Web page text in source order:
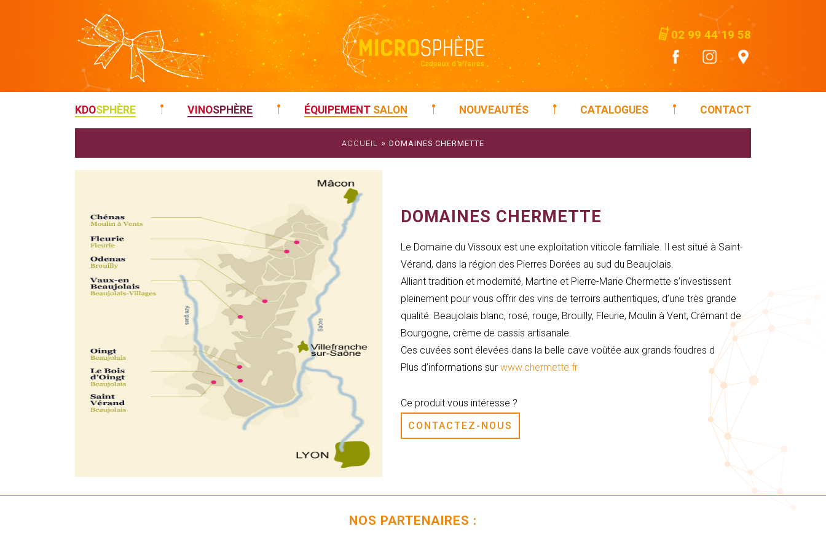
02 99 44 19 58
KDOSPHÈRE VINOSPHÈRE ÉQUIPEMENT SALON NOUVEAUTÉS CATALOGUES CONTACT
ACCUEIL » DOMAINES CHERMETTE
DOMAINES CHERMETTE
Le Domaine du Vissoux est une exploitation viticole familiale. Il est situé à Saint-
Vérand, dans la région des Pierres Dorées au sud du Beaujolais.
Alliant tradition et modernité, Martine et Pierre-Marie Chermette s’investissent
pleinement pour vous offrir des vins de terroirs authentiques, d’une très grande
qualité. Beaujolais blanc, rosé, rouge, Brouilly, Fleurie, Moulin à Vent, Crémant de
Bourgogne, crème de cassis artisanale.
Ces cuvées sont élevées dans la belle cave voûtée aux grands foudres d
Plus d’informations sur www.chermette.fr
Ce produit vous intéresse ?
CONTACTEZ-NOUS
NOS PARTENAIRES :